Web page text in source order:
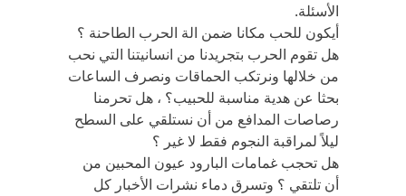
الأسئلة.
أيكون للحب مكانا ضمن الة الحرب الطاحنة ؟
هل تقوم الحرب بتجريدنا من انسانيتنا التي نحب
من خلالها ونرتكب الحماقات ونصرف الساعات
بحثا عن هدية مناسبة للحبيب؟ ، هل تحرمنا
رصاصات المدافع من أن نستلقي على السطح
ليلاً لمراقبة النجوم فقط لا غير ؟
هل تحجب غمامات البارود عيون المحبين من
أن تلتقي ؟ وتسرق دماء نشرات الأخبار كل